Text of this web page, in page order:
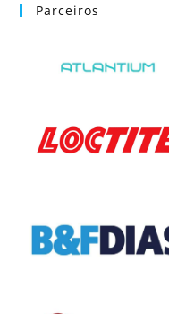
Parceiros